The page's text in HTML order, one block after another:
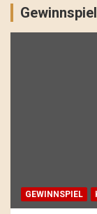
Gewinnspiel
GEWINNSPIEL